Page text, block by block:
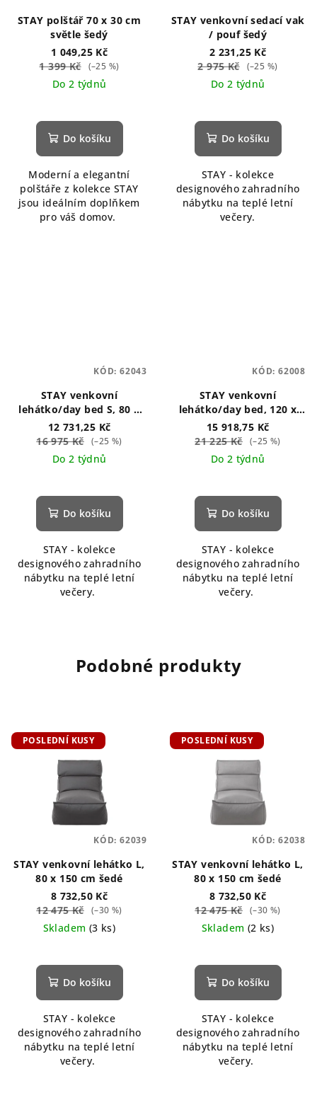
STAY polštář 70 x 30 cm
světle šedý
1 049,25 Kč
1 399 Kč
(–25 %)
Do 2 týdnů
Do košíku
Moderní a elegantní
polštáře z kolekce STAY
jsou ideálním doplňkem
pro váš domov.
STAY venkovní sedací vak
/ pouf šedý
2 231,25 Kč
2 975 Kč
(–25 %)
Do 2 týdnů
Do košíku
STAY - kolekce
designového zahradního
nábytku na teplé letní
večery.
STAY venkovní
lehátko/day bed S, 80 x
190 cm šedé
12 731,25 Kč
16 975 Kč (–25 %)
Do 2 týdnů
Do košíku
STAY - kolekce
designového zahradního
nábytku na teplé letní
večery.
KÓD: 62043
STAY venkovní
lehátko/day bed, 120 x
190 cm šedé
15 918,75 Kč
21 225 Kč (–25 %)
Do 2 týdnů
hodnocení
produktu
z
5
hvězdiček.
Do košíku
STAY - kolekce
designového zahradního
nábytku na teplé letní
večery.
KÓD: 62008
Podobné produkty
POSLEDNÍ KUSY
STAY venkovní lehátko L,
80 x 150 cm šedé
8 732,50 Kč
12 475 Kč (–30 %)
Skladem (3 ks)
hodnocení
produktu
z
5
hvězdiček.
Do košíku
STAY - kolekce
designového zahradního
nábytku na teplé letní
večery.
KÓD: 62039
POSLEDNÍ KUSY
STAY venkovní lehátko L,
80 x 150 cm šedé
8 732,50 Kč
12 475 Kč (–30 %)
Skladem (2 ks)
Do košíku
STAY - kolekce
designového zahradního
nábytku na teplé letní
večery.
KÓD: 62038